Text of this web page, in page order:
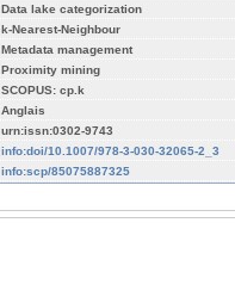
Data lake categorization
k-Nearest-Neighbour
Metadata management
Proximity mining
SCOPUS: cp.k
Anglais
urn:issn:0302-9743
info:doi/10.1007/978-3-030-32065-2_3
info:scp/85075887325